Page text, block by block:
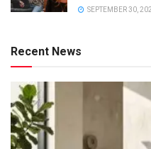
SEPTEMBER 30,
Recent News